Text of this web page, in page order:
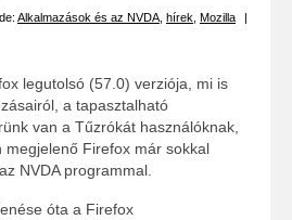
Alkalmazások és az NVDA hírek Mozilla
|
legutolsó (57.0) verziója, mi is
a tapasztalható
van a Tűzrókát használóknak,
megjelenő Firefox már sokkal
NVDA programmal.
óta a Firefox